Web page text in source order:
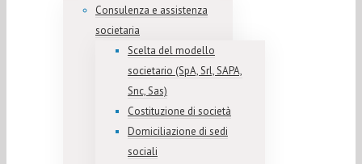
Consulenza e assistenza
societaria
Scelta del modello
societario (SpA, Srl, SAPA,
Snc, Sas)
Costituzione di società
Domiciliazione di sedi
sociali